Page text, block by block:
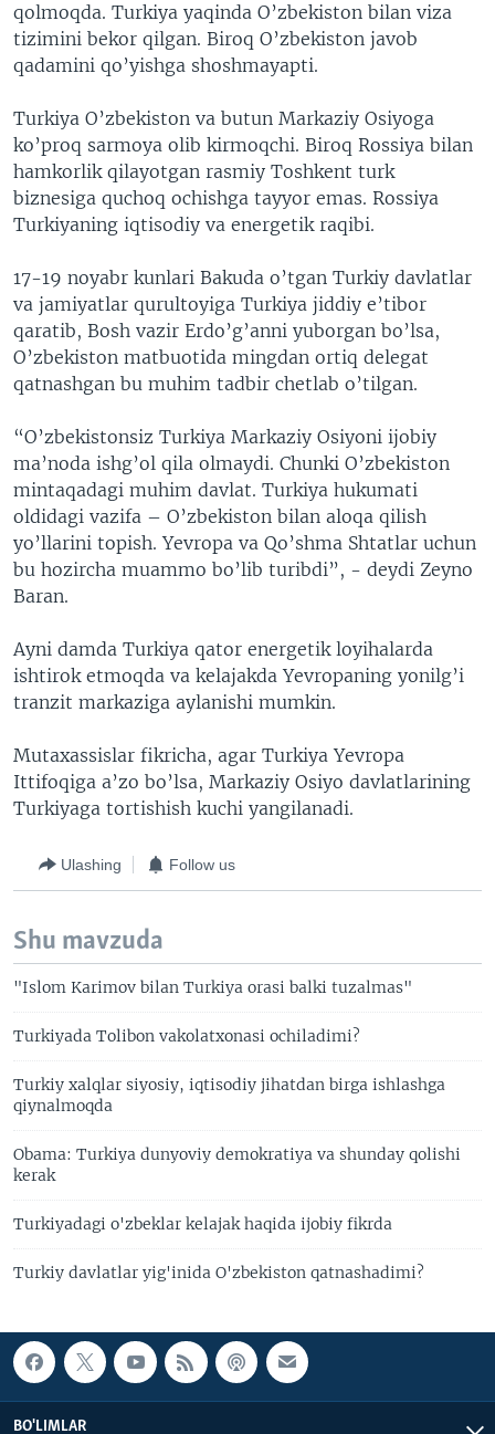
qolmoqda. Turkiya yaqinda O’zbekiston bilan viza
tizimini bekor qilgan. Biroq O’zbekiston javob
qadamini qo’yishga shoshmayapti.
Turkiya O’zbekiston va butun Markaziy Osiyoga
ko’proq sarmoya olib kirmoqchi. Biroq Rossiya bilan
hamkorlik qilayotgan rasmiy Toshkent turk
biznesiga quchoq ochishga tayyor emas. Rossiya
Turkiyaning iqtisodiy va energetik raqibi.
17-19 noyabr kunlari Bakuda o’tgan Turkiy davlatlar
va jamiyatlar qurultoyiga Turkiya jiddiy e’tibor
qaratib, Bosh vazir Erdo’g’anni yuborgan bo’lsa,
O’zbekiston matbuotida mingdan ortiq delegat
qatnashgan bu muhim tadbir chetlab o’tilgan.
“O’zbekistonsiz Turkiya Markaziy Osiyoni ijobiy
ma’noda ishg’ol qila olmaydi. Chunki O’zbekiston
mintaqadagi muhim davlat. Turkiya hukumati
oldidagi vazifa – O’zbekiston bilan aloqa qilish
yo’llarini topish. Yevropa va Qo’shma Shtatlar uchun
bu hozircha muammo bo’lib turibdi”, - deydi Zeyno
Baran.
Ayni damda Turkiya qator energetik loyihalarda
ishtirok etmoqda va kelajakda Yevropaning yonilg’i
tranzit markaziga aylanishi mumkin.
Mutaxassislar fikricha, agar Turkiya Yevropa
Ittifoqiga a’zo bo’lsa, Markaziy Osiyo davlatlarining
Turkiyaga tortishish kuchi yangilanadi.
Ulashing Follow us
Shu mavzuda
"Islom Karimov bilan Turkiya orasi balki tuzalmas"
Turkiyada Tolibon vakolatxonasi ochiladimi?
Turkiy xalqlar siyosiy, iqtisodiy jihatdan birga ishlashga
qiynalmoqda
Obama: Turkiya dunyoviy demokratiya va shunday qolishi
kerak
Turkiyadagi o'zbeklar kelajak haqida ijobiy fikrda
Turkiy davlatlar yig'inida O'zbekiston qatnashadimi?
BO'LIMLAR